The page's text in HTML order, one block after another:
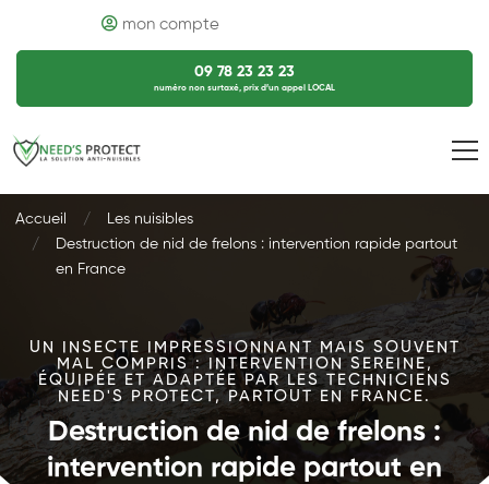
mon compte
09 78 23 23 23
numéro non surtaxé, prix d’un appel LOCAL
Accueil
Les nuisibles
Destruction de nid de frelons : intervention rapide partout
en France
UN INSECTE IMPRESSIONNANT MAIS SOUVENT
MAL COMPRIS : INTERVENTION SEREINE,
ÉQUIPÉE ET ADAPTÉE PAR LES TECHNICIENS
NEED'S PROTECT, PARTOUT EN FRANCE.
Destruction de nid de frelons :
intervention rapide partout en